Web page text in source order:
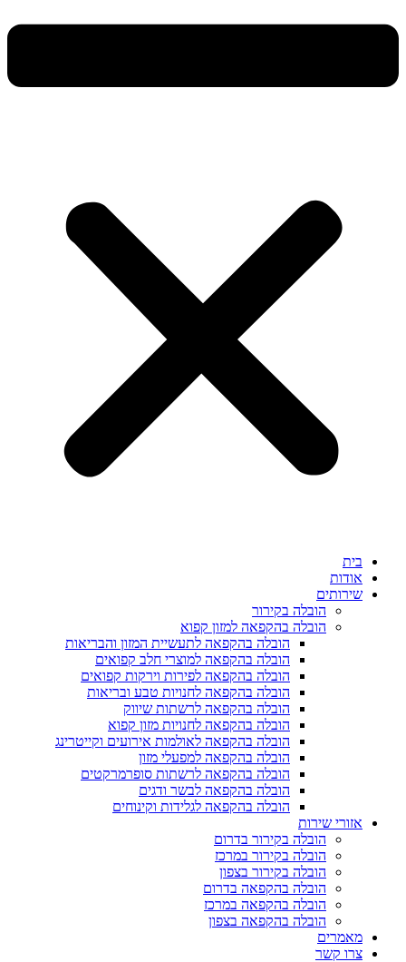
בית
אודות
שירותים
הובלה בקירור
הובלה בהקפאה למזון קפוא
הובלה בהקפאה לתעשיית המזון והבריאות
הובלה בהקפאה למוצרי חלב קפואים
הובלה בהקפאה לפירות וירקות קפואים
הובלה בהקפאה לחנויות טבע ובריאות
הובלה בהקפאה לרשתות שיווק
הובלה בהקפאה לחנויות מזון קפוא
הובלה בהקפאה לאולמות אירועים וקייטרינג
הובלה בהקפאה למפעלי מזון
הובלה בהקפאה לרשתות סופרמרקטים
הובלה בהקפאה לבשר ודגים
הובלה בהקפאה לגלידות וקינוחים
אזורי שירות
הובלה בקירור בדרום
הובלה בקירור במרכז
הובלה בקירור בצפון
הובלה בהקפאה בדרום
הובלה בהקפאה במרכז
הובלה בהקפאה בצפון
מאמרים
צרו קשר